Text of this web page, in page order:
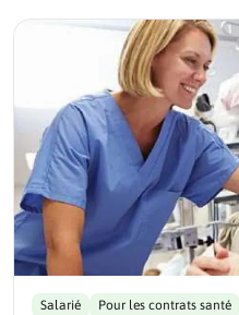
Salarié Pour les contrats santé